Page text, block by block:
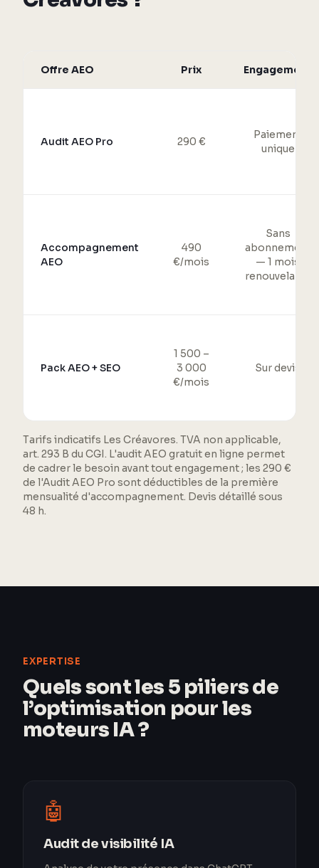
Offre AEO Prix Engagement
Audit AEO Pro 290 €
Paiement
unique
Accompagnement
AEO
490
€/mois
Sans
abonnement
— 1 mois
renouvelable
Pack AEO + SEO
1 500 –
3 000
€/mois
Sur devis
Tarifs indicatifs Les Créavores. TVA non applicable,
art. 293 B du CGI. L'audit AEO gratuit en ligne permet
de cadrer le besoin avant tout engagement ; les 290 €
de l'Audit AEO Pro sont déductibles de la première
mensualité d'accompagnement. Devis détaillé sous
48 h.
EXPERTISE
Quels sont les 5 piliers de
l’optimisation pour les
moteurs IA ?
🤖
Audit de visibilité IA